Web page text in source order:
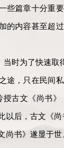
些篇章十分重
的内容甚至超
当时为了快速
途，只在民间
古文《尚书
以后，古文《
尚书》遂显于